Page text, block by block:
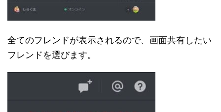
全てのフレンドが表示されるので、画面共有したい
フレンドを選びます。